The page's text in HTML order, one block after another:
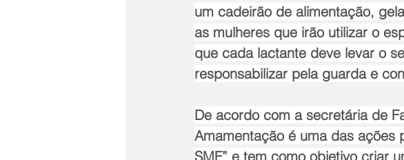
um cadeirão de alimentação,
as mulheres que irão utilizar o
que cada lactante deve levar o
responsabilizar pela guarda e
De acordo com a secretária de
Amamentação é uma das ações
SMF” e tem como objetivo criar